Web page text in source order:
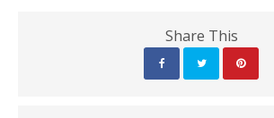
Share This